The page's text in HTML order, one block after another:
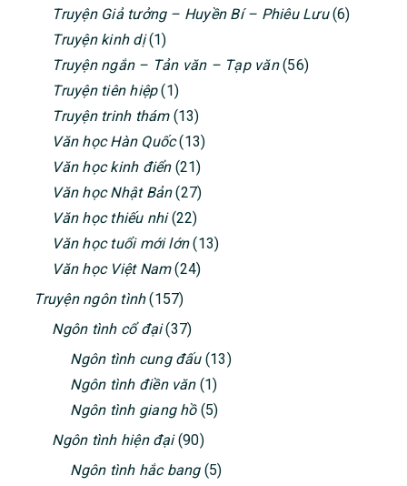
Truyện Giả tưởng – Huyền Bí – Phiêu Lưu(6)
Truyện kinh dị(1)
Truyện ngắn – Tản văn – Tạp văn(56)
Truyện tiên hiệp(1)
Truyện trinh thám(13)
Văn học Hàn Quốc(13)
Văn học kinh điển(21)
Văn học Nhật Bản(27)
Văn học thiếu nhi(22)
Văn học tuổi mới lớn(13)
Văn học Việt Nam(24)
Truyện ngôn tình(157)
Ngôn tình cổ đại(37)
Ngôn tình cung đấu(13)
Ngôn tình điền văn(1)
Ngôn tình giang hồ(5)
Ngôn tình hiện đại(90)
Ngôn tình hắc bang(5)